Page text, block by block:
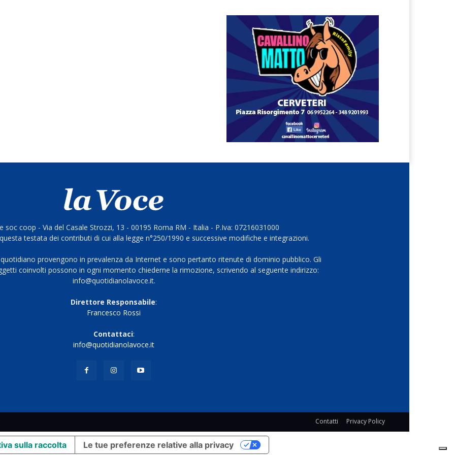
soc coop - Via del Casale Strozzi, 13 - 00195 Roma RM - Italia - P.Iva: 07216031000
testata dei contributi di cui alla legge n°250/1990 e successive modifiche e integrazioni.
provengono in prevalenza da Internet e sono pertanto ritenute di dominio pubblico. Gli
coinvolti possono in ogni momento chiederne la rimozione, scrivendo al seguente indirizzo:
info@quotidianolavoce.it.
Direttore Responsabile:
Francesco Rossi
Contattaci:
info@quotidianolavoce.it
Contatti Privacy Policy
sulla raccolta Le tue preferenze relative alla privacy